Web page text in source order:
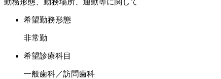
勤務形態、勤務場所、通勤等に関して
希望勤務形態
非常勤
希望診療科目
一般歯科／訪問歯科